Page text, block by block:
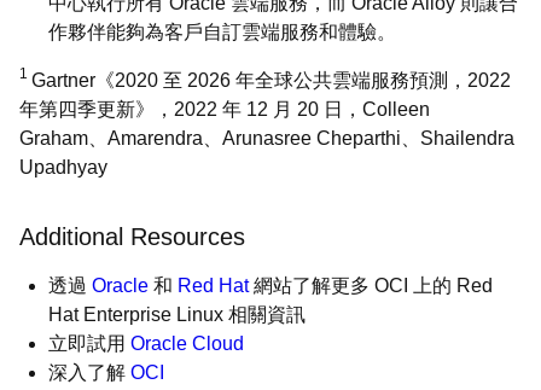
作夥伴能夠為客戶自訂雲端服務和體驗。
1 Gartner《2020 至 2026 年全球公共雲端服務預測，2022
年第四季更新》，2022 年 12 月 20 日，Colleen
Graham、Amarendra、Arunasree Cheparthi、Shailendra
Upadhyay
Additional Resources
透過 Oracle 和 Red Hat網站了解更多 OCI 上的 Red
Hat Enterprise Linux 相關資訊
立即試用 Oracle Cloud
深入了解 OCI